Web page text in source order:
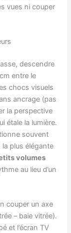
vues ni couper
descendre
entre le
chocs visuels
ancrage (pas
la perspective
étale la lumière.
souvent
plus élégante
volumes
au lieu d’un
couper un axe
– baie vitrée).
et l’écran TV